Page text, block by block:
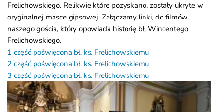
Frelichowskiego. Relikwie które pozyskano, zostały ukryte w
oryginalnej masce gipsowej. Załączamy linki, do filmów
naszego gościa, który opowiada historię bł. Wincentego
Frelichowskiego.
1 część poświęcona bł. ks. Frelichowskiemu
2 część poświęcona bł. ks. Frelichowskiemu
3 część poświęcona bł. ks. Frelichowskiemu